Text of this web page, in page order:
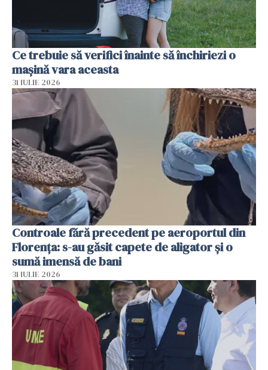
Ce trebuie să verifici înainte să închiriezi o
mașină vara aceasta
31 IULIE 2026
Controale fără precedent pe aeroportul din
Florența: s-au găsit capete de aligator și o
sumă imensă de bani
31 IULIE 2026